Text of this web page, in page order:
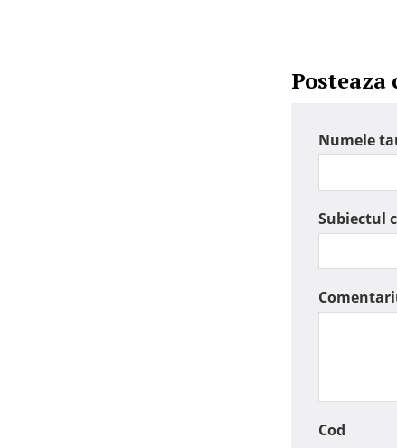
Numele
Subiectul
Cod